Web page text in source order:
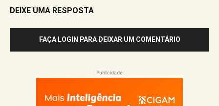
DEIXE UMA RESPOSTA
FAÇA LOGIN PARA DEIXAR UM COMENTÁRIO
Publicidade